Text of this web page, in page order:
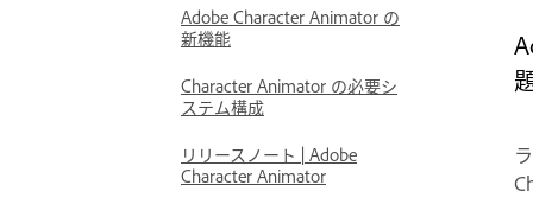
Adobe Character Animator の
新機能
Character Animator の必要シ
ステム構成
リリースノート | Adobe
Character Animator